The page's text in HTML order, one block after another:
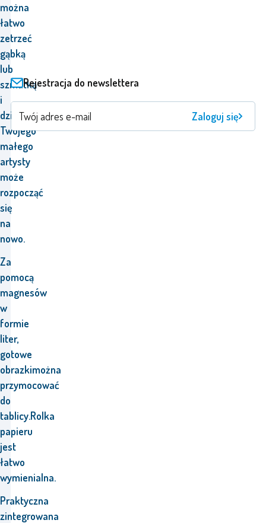
można
łatwo
zetrzeć
gąbką
lub
szmatką
i
dzieło
Twojego
małego
artysty
może
rozpocząć
się
na
nowo.
Za
pomocą
magnesów
w
formie
liter,
gotowe
obrazkimożna
przymocować
do
tablicy.Rolka
papieru
jest
łatwo
wymienialna.
Praktyczna
zintegrowana
Rejestracja do newslettera
Zaloguj się